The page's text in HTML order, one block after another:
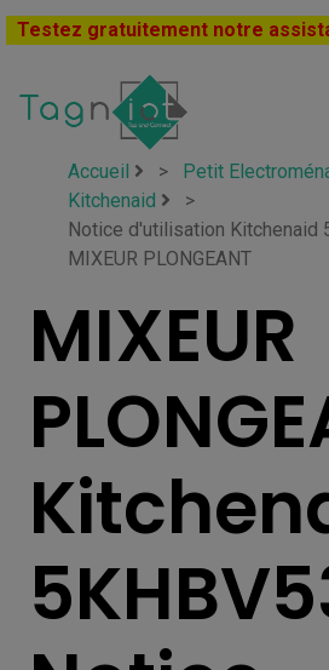
Testez gratuitement notre
Accueil > Petit
Kitchenaid
>
Notice d'utilisation Kitchenaid
MIXEUR PLONGEANT
MIXEUR